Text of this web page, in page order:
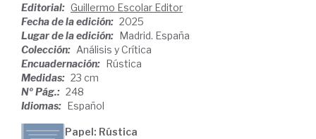
Editorial: Guillermo Escolar Editor
Fecha de la edición: 2025
Lugar de la edición: Madrid. España
Colección: Análisis y Crítica
Encuadernación: Rústica
Medidas: 23 cm
Nº Pág.: 248
Idiomas: Español
Papel: Rústica